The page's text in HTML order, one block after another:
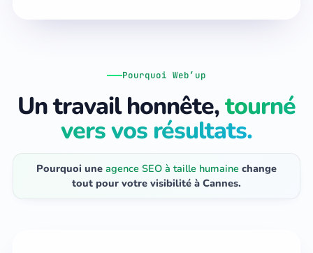
Pourquoi Web’up
Un travail honnête,tourné
vers vos résultats.
Pourquoi une agence SEO à taille humaine change
tout pour votre visibilité à Cannes.